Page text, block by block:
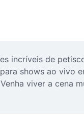
incríveis de
shows ao vivo
viver a cena